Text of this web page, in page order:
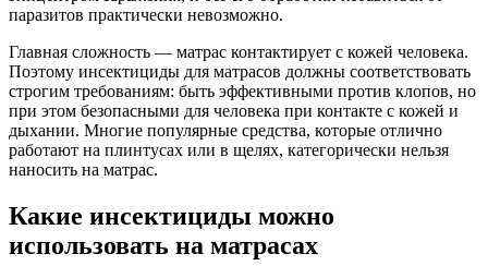
паразитов практически невозможно.
Главная сложность — матрас контактирует с кожей человека.
Поэтому инсектициды для матрасов должны соответствовать
строгим требованиям: быть эффективными против клопов, но
при этом безопасными для человека при контакте с кожей и
дыхании. Многие популярные средства, которые отлично
работают на плинтусах или в щелях, категорически нельзя
наносить на матрас.
Какие инсектициды можно
использовать на матрасах